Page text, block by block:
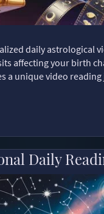
daily astrological
affecting your birth
a unique video
Daily